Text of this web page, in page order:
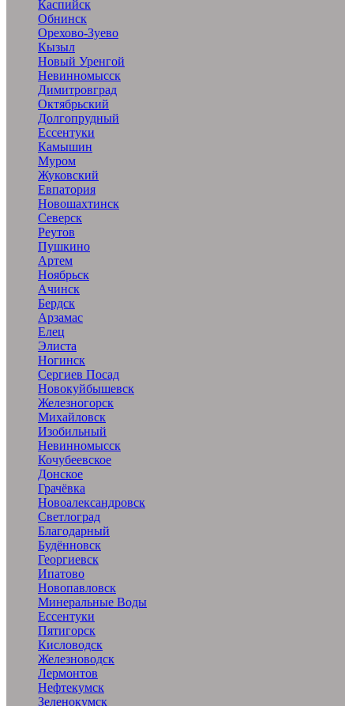
Каспийск
Обнинск
Орехово-Зуево
Кызыл
Новый Уренгой
Невинномысск
Димитровград
Октябрьский
Долгопрудный
Ессентуки
Камышин
Муром
Жуковский
Евпатория
Новошахтинск
Северск
Реутов
Пушкино
Артем
Ноябрьск
Ачинск
Бердск
Арзамас
Елец
Элиста
Ногинск
Сергиев Посад
Новокуйбышевск
Железногорск
Михайловск
Изобильный
Невинномысск
Кочубеевское
Донское
Грачёвка
Новоалександровск
Светлоград
Благодарный
Будённовск
Георгиевск
Ипатово
Новопавловск
Минеральные Воды
Ессентуки
Пятигорск
Кисловодск
Железноводск
Лермонтов
Нефтекумск
Зеленокумск